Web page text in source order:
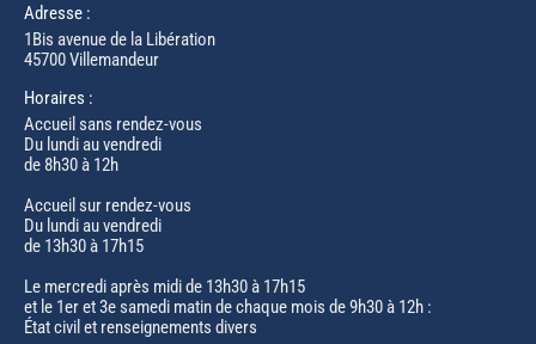
Adresse :
1Bis avenue de la Libération
45700 Villemandeur
Horaires :
Accueil sans rendez-vous
Du lundi au vendredi
de 8h30 à 12h
Accueil sur rendez-vous
Du lundi au vendredi
de 13h30 à 17h15
Le mercredi après midi de 13h30 à 17h15
et le 1er et 3e samedi matin de chaque mois de 9h30 à 12h :
État civil et renseignements divers